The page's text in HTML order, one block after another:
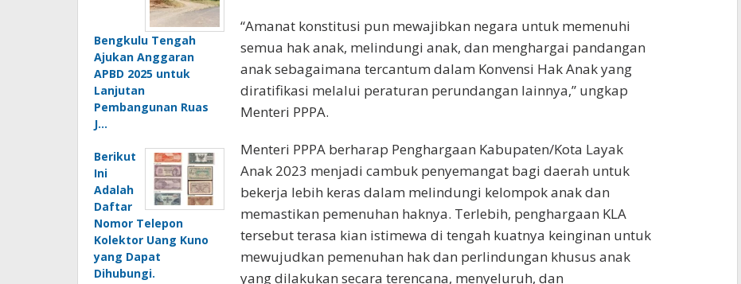
Sejarah Terowongan
Batu Lubang Sibolga
Yang Dibangun Jaman
Kolonial Belanda
Tahu…
4
Syarat
Pengajuan KUR BCA
2024 Melalui E-form
KUR yang Bisa Cair
Sampai Ratusan…
Sementara itu Wawako Ekos Albar mengungkapkan rasa
syukurnya atas capaian yang diraih Kota Padang pada malam
itu. “Alhamdulillah, berkat dukungan dari berbagai pihak,
terutama Wali Kota Padang Bapak Hendri Septa, penantian lima
naik tingkat ke kategori utama,” ucap Wawako Ekos.
“Atas nama Pemko Padang, kami juga mengucapkan terima
kasih kepada Dinas Pemberdayaan Perempuan, Perlindungan
Anak, Pengendalian Penduduk dan Keluarga Berencana
(DP3AP2KB) dan OPD yang tergabung dalam Gugus Tugas KLA.
Juga dukungan dari Forkopimda, kelompok/forum anak, tokoh